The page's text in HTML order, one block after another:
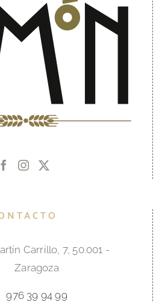
Carrillo, 7, 50.001 -
Zaragoza
976 39 94 99